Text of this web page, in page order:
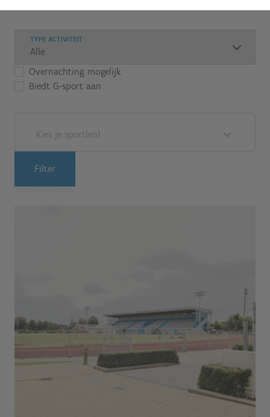
TYPE ACTIVITEIT
Overnachting mogelijk
Biedt G-sport aan
Kies je sport(en)
Filter